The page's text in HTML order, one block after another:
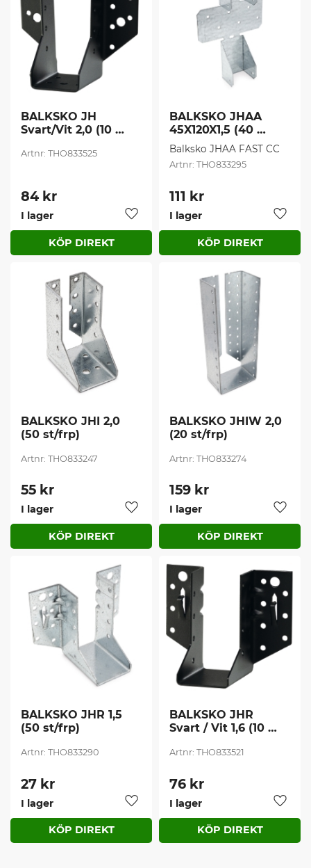
BALKSKO JH
Svart/Vit 2,0 (10
THO833525
84 kr
Lägg till i favoriter
I lager
BALKSKO JHAA
45X120X1,5 (40
st/frp)
Balksko JHAA FAST CC
THO833295
111 kr
Lägg
I lager
BALKSKO JHI 2,0
(50 st/frp)
THO833247
55 kr
Lägg till i favoriter
I lager
BALKSKO JHIW 2,0
(20 st/frp)
THO833274
159 kr
Lägg
I lager
BALKSKO JHR 1,5
(50 st/frp)
THO833290
27 kr
Lägg till i favoriter
I lager
BALKSKO JHR
Svart / Vit 1,6 (10
THO833521
76 kr
Lägg
I lager